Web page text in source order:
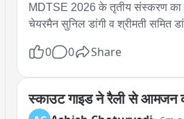
MDTSE 2026 के तृतीय संस्करण का
चेयरमैन सुनिल डांगी व श्रीमती समित
शेखावाटी के साथ—साथ हरियाणा के
नीट, जेईई समेत अन्य प्रतियोगी
एमडी कॅरिअर लाइन कोचिंग के जरिए
0 0 Share
स्काउट गाइड ने रैली से आमजन